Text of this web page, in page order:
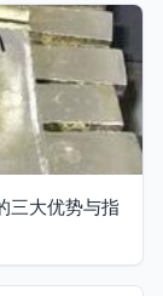
三大优势与指